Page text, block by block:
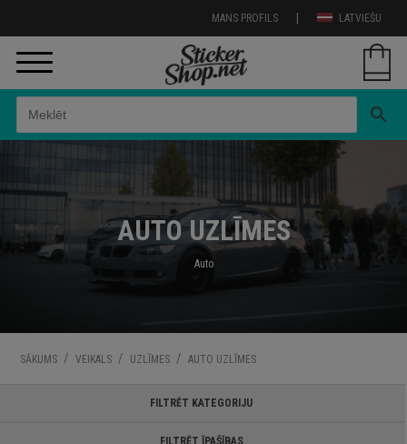
LATVIEŠU
|
MANS PROFILS
search
AUTO UZLĪMES
Auto
SĀKUMS / VEIKALS / UZLĪMES / AUTO UZLĪMES
FILTRĒT KATEGORIJU
FILTRĒT ĪPAŠĪBAS